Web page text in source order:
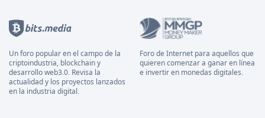
Un foro popular en el campo de la
criptoindustria, blockchain y
desarrollo web3.0. Revisa la
actualidad y los proyectos lanzados
en la industria digital.
Foro de Internet para aquellos que
quieren comenzar a ganar en línea
e invertir en monedas digitales.